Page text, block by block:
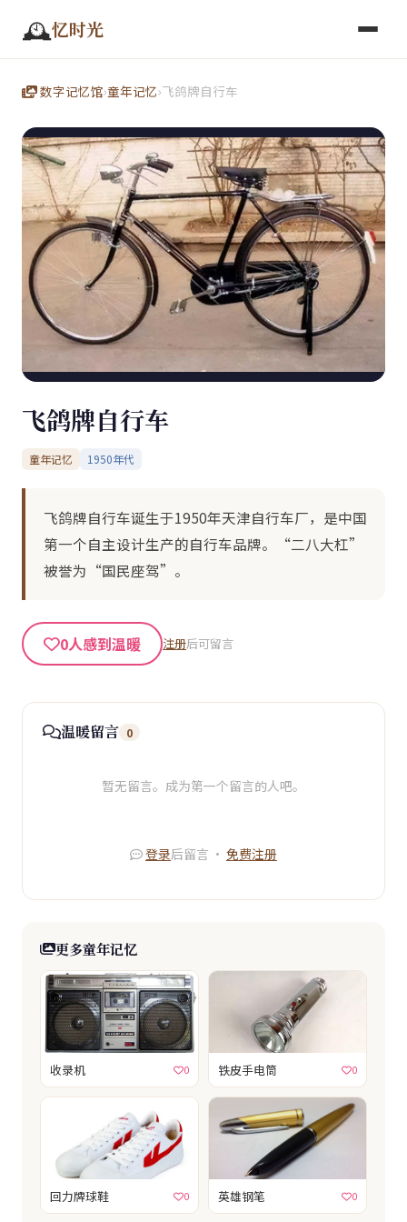
🕰️忆时光
数字记忆馆›童年记忆›‌飞鸽牌自行车
‌飞鸽牌自行车
童年记忆 1950年代
‌飞鸽牌自行车诞生于1950年天津自行车厂，是中国
第一个自主设计生产的自行车品牌。“二八大杠”
被誉为“国民座驾”。
0人感到温暖 注册后可留言
温暖留言 0
暂无留言。成为第一个留言的人吧。
登录后留言 · 免费注册
更多童年记忆
收录机 0 铁皮手电筒 0
‌回力牌球鞋 0 英雄钢笔 0